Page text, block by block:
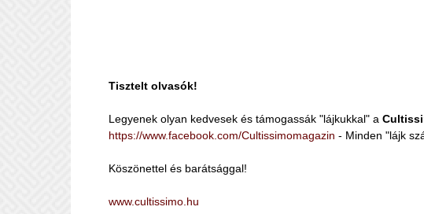
Tisztelt olvasók!
Legyenek olyan kedvesek és támogassák "lájkukkal" a
https://www.facebook.com/Cultissimomagazin - Minden "lájk
Köszönettel és barátsággal!
www.cultissimo.hu